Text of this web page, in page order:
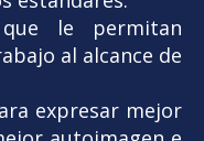
que le permitan
al alcance de
expresar mejor